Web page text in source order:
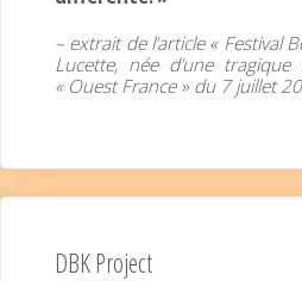
– extrait de l’article « Festival
Lucette, née d’une
« Ouest France » du 7 juillet
DBK Project